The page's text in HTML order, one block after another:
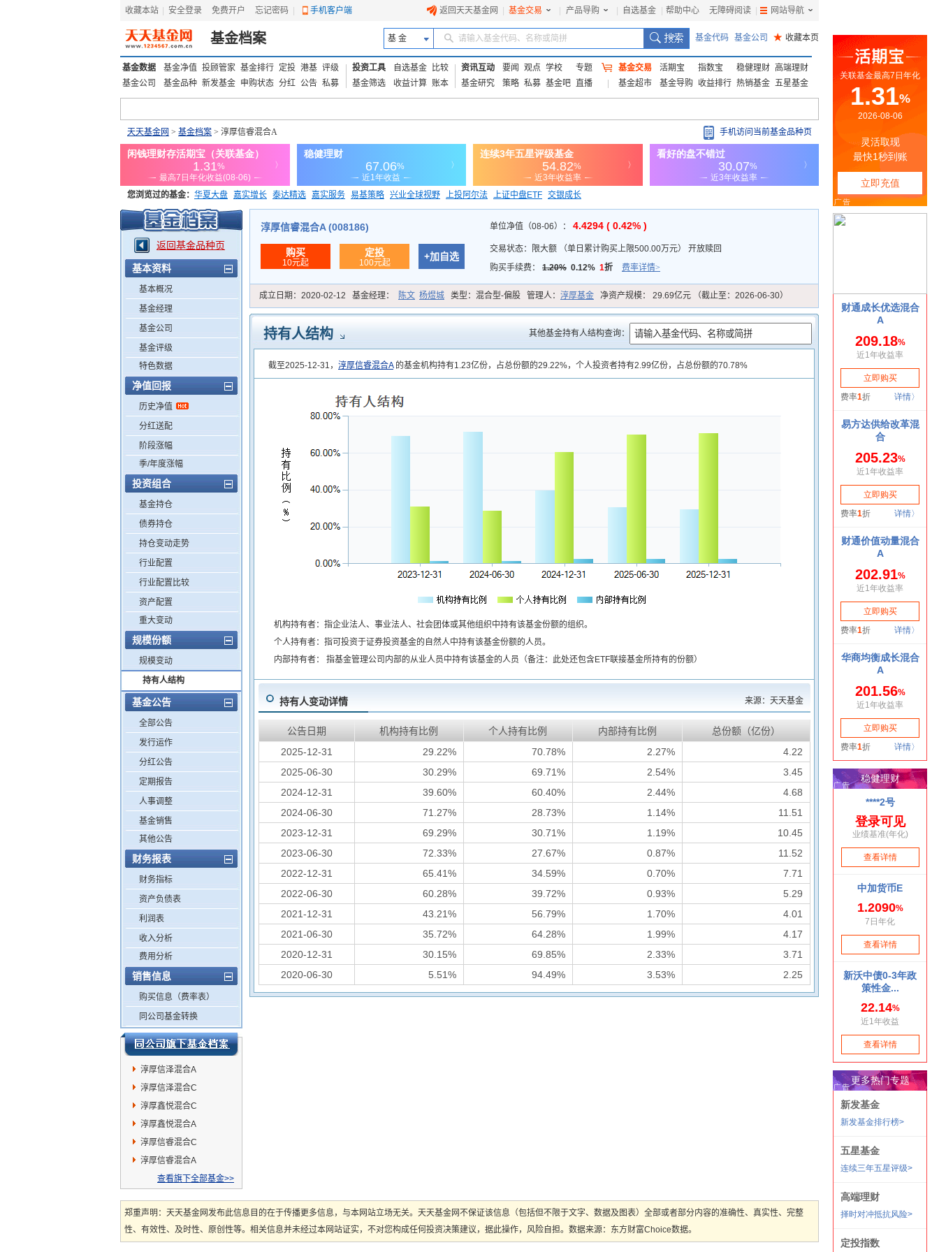
收藏本站 安全登录 免费开户 忘记密码 手机客户端 返回天天基金网 基金交易 产品导购 自选基金 帮助中心 无障碍阅读 网站导航
基金档案 基 金 请输入基金代码、名称或简拼 基金代码 基金公司 ★ 收藏本页
基金数据 基金净值 投顾管家 基金排行 定投 港基 评级
基金公司
基金品种 新发基金 申购状态 分红 公告 私募
投资工具 自选基金
比较
基金筛选
收益计算 账本
资讯互动 要闻 观点 学校
专题
基金研究
策略 私募 基金吧 直播
基金交易 活期宝 指数宝 稳健理财 高端理财
基金超市
基金导购 收益排行 热销基金 五星基金
天天基金网 > 基金档案 > 淳厚信睿混合A 手机访问当前基金品种页
您浏览过的基金： 华夏大盘 嘉实增长 泰达精选 嘉实服务 易基策略 兴业全球视野 上投阿尔法 上证中盘ETF 交银成长
添富优势 华安宏利 上证180价值ETF
返回基金品种页
基本资料
基本概况
基金经理
基金公司
基金评级
特色数据
净值回报
历史净值
分红送配
阶段涨幅
季/年度涨幅
投资组合
基金持仓
债券持仓
持仓变动走势
行业配置
行业配置比较
资产配置
重大变动
规模份额
规模变动
持有人结构
基金公告
全部公告
发行运作
分红公告
定期报告
人事调整
基金销售
其他公告
财务报表
财务指标
资产负债表
利润表
收入分析
费用分析
销售信息
购买信息（费率表）
同公司基金转换
淳厚信泽混合A
淳厚信泽混合C
淳厚鑫悦混合C
淳厚鑫悦混合A
淳厚信睿混合C
淳厚信睿混合A
查看旗下全部基金>>
淳厚信睿混合A (008186)
购买
10元起
定投
100元起
+加自选
单位净值（08-06）： 4.4294 ( 0.42% )
交易状态： 限大额 （单日累计购买上限500.00万元）
开放赎回
购买手续费： 1.20% 0.12% 1折 费率详情>
成立日期： 2020-02-12 基金经理： 陈文 杨煜城 类型： 混合型-偏股 管理人： 淳厚基金 净资产规模： 29.69亿元 （截止至：2026-06-30）
持有人结构 其他基金持有人结构查询：
截至2025-12-31， 淳厚信睿混合A的基金机构持有1.23亿份，占总份额的29.22%，个人投资者持有2.99亿份，占总份额的70.78%
机构持有者：指企业法人、事业法人、社会团体或其他组织中持有该基金份额的组织。
个人持有者：指可投资于证券投资基金的自然人中持有该基金份额的人员。
内部持有者： 指基金管理公司内部的从业人员中持有该基金的人员（备注：此处还包含ETF联接基金所持有的份额）
持有人变动详情 来源：天天基金
公告日期 机构持有比例 个人持有比例 内部持有比例
总份额（亿份）
2025-12-31
29.22% 70.78% 2.27%
4.22
2025-06-30
30.29% 69.71% 2.54%
3.45
2024-12-31
39.60% 60.40% 2.44%
4.68
2024-06-30
71.27% 28.73% 1.14%
11.51
2023-12-31
69.29% 30.71% 1.19%
10.45
2023-06-30
72.33% 27.67% 0.87%
11.52
2022-12-31
65.41% 34.59% 0.70%
7.71
2022-06-30
60.28% 39.72% 0.93%
5.29
2021-12-31
43.21% 56.79% 1.70%
4.01
2021-06-30
35.72% 64.28% 1.99%
4.17
2020-12-31
30.15% 69.85% 2.33%
3.71
2020-06-30
5.51% 94.49% 3.53% 2.25
郑重声明：天天基金网发布此信息目的在于传播更多信息，与本网站立场无关。天天基金网不保证该信息（包括但不限于文字、数据及图表）全部或者部分内容的准确性、真实性、完整
性、有效性、及时性、原创性等。相关信息并未经过本网站证实，不对您构成任何投资决策建议，据此操作，风险自担。数据来源：东方财富Choice数据。